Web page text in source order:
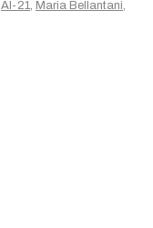
AI-21, Maria Bellantani,